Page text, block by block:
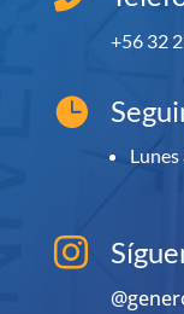
+56 32

Lunes
